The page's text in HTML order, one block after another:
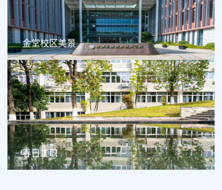
金堂校区美景
春日工职